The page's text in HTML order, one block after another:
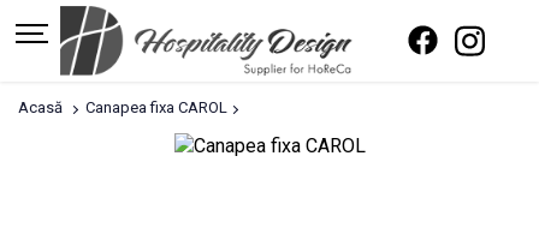
Acasă Canapea fixa CAROL